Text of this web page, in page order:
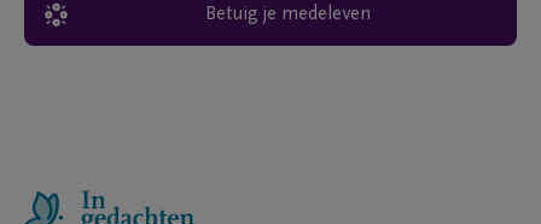
Betuig je medeleven